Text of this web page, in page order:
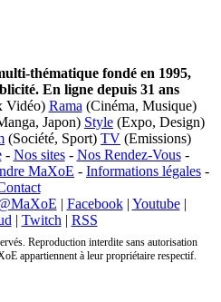
thématique fondé en 1995,
En ligne depuis 31 ans
Vidéo) Rama (Cinéma, Musique)
Japon) Style (Expo, Design)
(Société, Sport) TV (Emissions)
- Nos sites- Nos Rendez-Vous-
MaXoE - Informations légales -
| Facebook| Youtube|
| Twitch | RSS
Reproduction interdite sans autorisation
appartiennent à leur propriétaire respectif.